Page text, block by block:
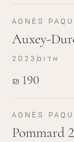
AGNÈS
Auxey-
₪ 190
2023 אדום
AGNÈS
Pommard